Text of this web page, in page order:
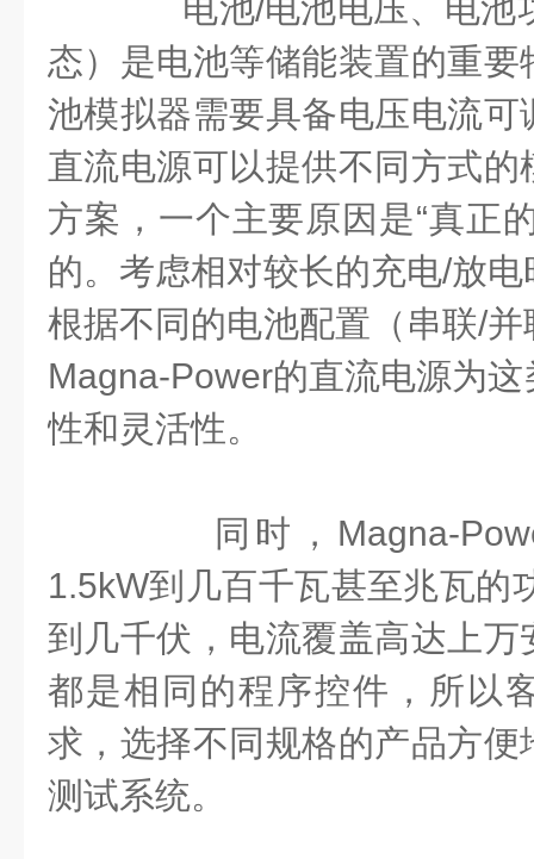
电池/电池电压、电池
态）是电池等储能装置的重
池模拟器需要具备电压电流
直流电源可以提供不同方式
方案，一个主要原因是“真正
的。考虑相对较长的充电/放
根据不同的电池配置（串联/
Magna-Power的直流电源为
性和灵活性。
同时，Magna-
1.5kW到几百千瓦甚至兆瓦的
到几千伏，电流覆盖高达上
都是相同的程序控件，所以
求，选择不同规格的产品方
测试系统。